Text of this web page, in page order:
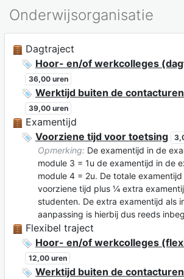
Onderwijsorganisatie
Dagtraject
Hoor- en/of werkcolleges
36,00 uren
Werktijd buiten de
39,00 uren
Examentijd
Voorziene tijd voor toetsing
Opmerking: De examentijd in de
module 3 = 1u de examentijd in de
module 4 = 2u. De totale
voorziene tijd plus ¼ extra
studenten. De extra examentijd als
aanpassing is hierbij dus reeds
Flexibel traject
Hoor- en/of werkcolleges
12,00 uren
Werktijd buiten de